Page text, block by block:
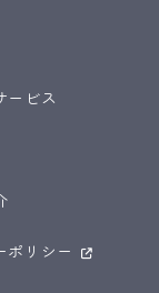
ービス
ポリシー